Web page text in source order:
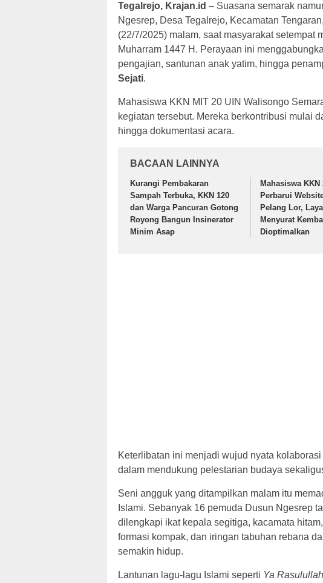
Tegalrejo, Krajan.id – Suasana semarak
Ngesrep, Desa Tegalrejo, Kecamatan
(22/7/2025) malam, saat masyarakat setempat
Muharram 1447 H. Perayaan ini
pengajian, santunan anak yatim, hingga
Sejati.
Mahasiswa KKN MIT 20 UIN Walisongo
kegiatan tersebut. Mereka berkontribusi mulai
hingga dokumentasi acara.
BACAAN LAINNYA
Kurangi Pembakaran
Sampah Terbuka, KKN 120
dan Warga Pancuran Gotong
Royong Bangun Insinerator
Minim Asap
Mahasiswa KKN
Perbarui
Pelang Lor,
Menyurat
Dioptimalkan
Keterlibatan ini menjadi wujud nyata
dalam mendukung pelestarian budaya
Seni angguk yang ditampilkan malam itu
Islami. Sebanyak 16 pemuda Dusun Ngesrep
dilengkapi ikat kepala segitiga, kacamata
formasi kompak, dan iringan tabuhan rebana
semakin hidup.
Lantunan lagu-lagu Islami seperti Ya Rasulullah